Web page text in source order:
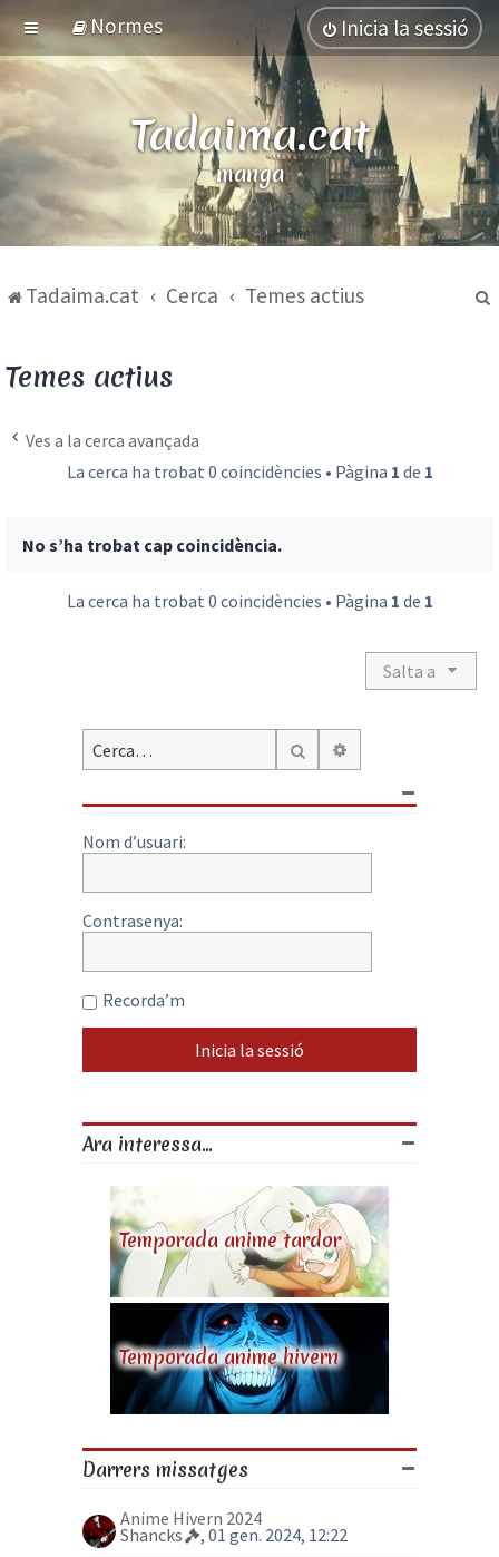
Normes Inicia la sessió
Tadaima.cat
manga
Tadaima.cat Cerca Temes actius
Temes actius
Ves a la cerca avançada
La cerca ha trobat 0 coincidències • Pàgina 1 de 1
No s’ha trobat cap coincidència.
La cerca ha trobat 0 coincidències • Pàgina 1 de 1
Salta a
Cerca
Nom d’usuari:
Contrasenya:
Recorda’m
Ara interessa...
Temporada anime tardor
Temporada anime hivern
Darrers missatges
Anime Hivern 2024
Shancks
, 01 gen. 2024, 12:22